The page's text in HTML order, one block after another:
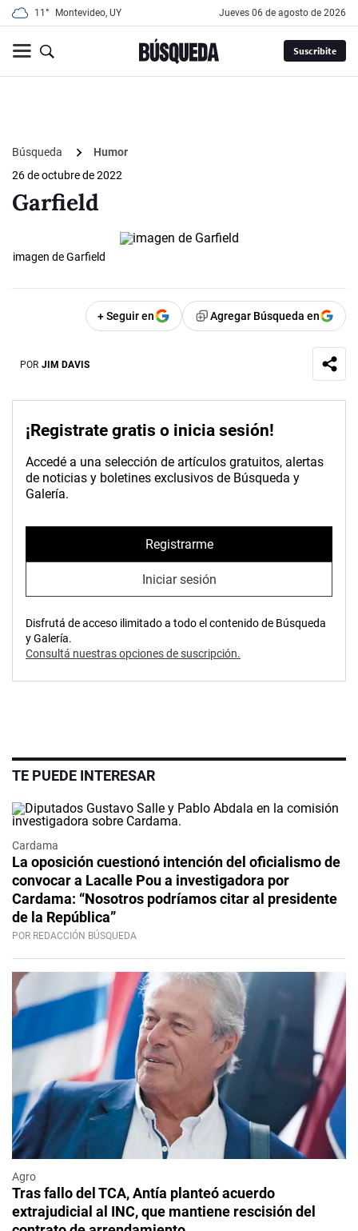
11° Montevideo, UY jueves 06 de agosto de 2026
Suscribite
Búsqueda
Humor
26 de octubre de 2022
Garfield
imagen de Garfield
+ Seguir en Agregar Búsqueda en
POR JIM DAVIS
¡Registrate gratis o inicia sesión!
Accedé a una selección de artículos gratuitos, alertas
de noticias y boletines exclusivos de Búsqueda y
Galería.
Registrarme
Iniciar sesión
Disfrutá de acceso ilimitado a todo el contenido de Búsqueda
y Galería.
Consultá nuestras opciones de suscripción.
TE PUEDE INTERESAR
Cardama
La oposición cuestionó intención del oficialismo de
convocar a Lacalle Pou a investigadora por
Cardama: “Nosotros podríamos citar al presidente
de la República”
POR REDACCIÓN BÚSQUEDA
Agro
Tras fallo del TCA, Antía planteó acuerdo
extrajudicial al INC, que mantiene rescisión del